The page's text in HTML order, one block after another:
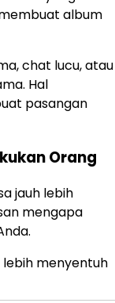
album
chat lucu, atau
Hal
pasangan
Orang
jauh lebih
mengapa
lebih menyentuh